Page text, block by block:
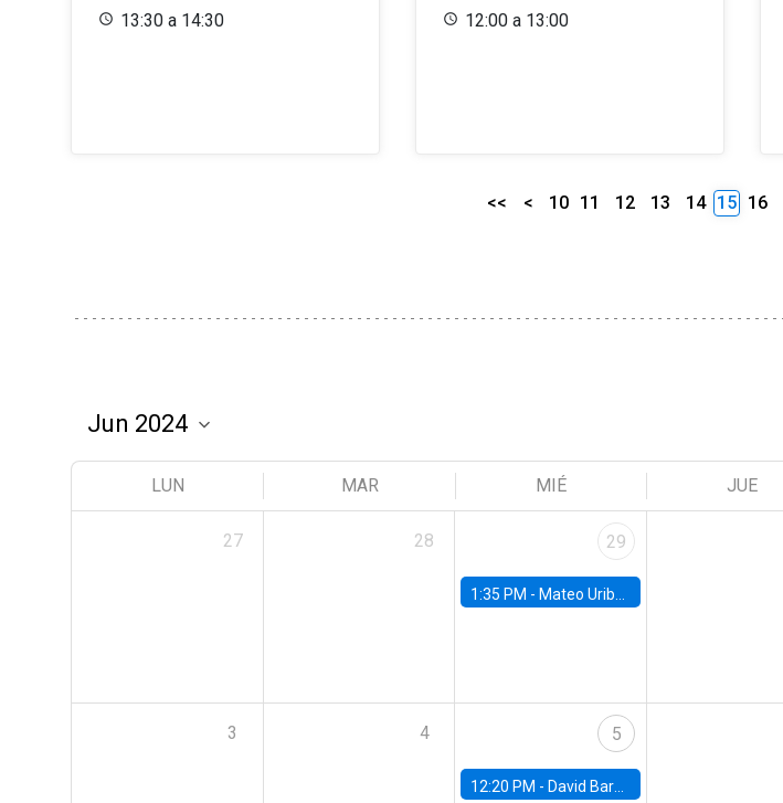
13:30 a 14:30
12:00 a 13:00
<< < 10 11 12 13 14 15 16
LUN MAR MIÉ JUE
27 28 29
1:35 PM - Mateo Uribe-Castro, Universidad de los Andes (Colombia)
3 4 5
12:20 PM - David Bardey, Universidad de los Andes - CEDE